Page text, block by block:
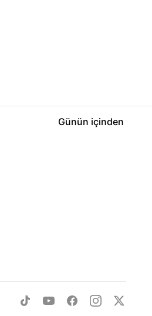
Günün içinden